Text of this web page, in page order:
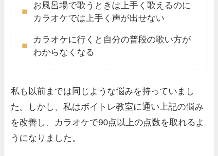
お風呂場で歌うときは上手く歌えるのに
カラオケでは上手く声が出せない
カラオケに行くと自分の普段の歌い方が
わからなくなる
私も以前までは同じような悩みを持っていまし
た。しかし、私はボイトレ教室に通い上記の悩み
を改善し、カラオケで90点以上の点数を取れるよ
うになりました。